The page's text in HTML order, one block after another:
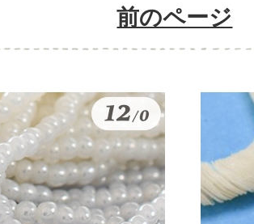
前のページ